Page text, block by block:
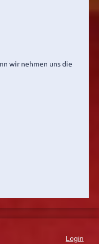
wir nehmen uns die
Login